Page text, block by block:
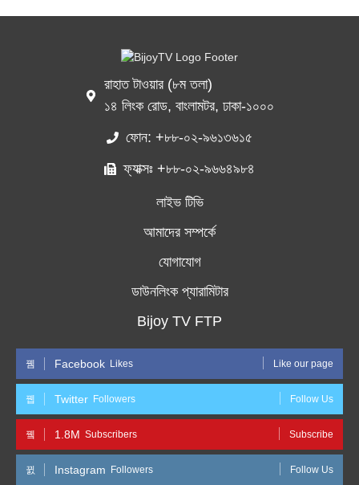
রাহাত টাওয়ার (৮ম তলা)
১৪ লিংক রোড, বাংলামটর, ঢাকা-১০০০
ফোন: +৮৮-০২-৯৬১৩৬১৫
ফ্যাক্সঃ +৮৮-০২-৯৬৬৪৯৮৪
লাইভ টিভি
আমাদের সম্পর্কে
যোগাযোগ
ডাউনলিংক প্যারামিটার
Bijoy TV FTP
Facebook Likes Like our page
Twitter Followers Follow Us
1.8M Subscribers Subscribe
Instagram Followers Follow Us